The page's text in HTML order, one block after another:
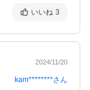
いいね 3
2024/11/20
kam********さん